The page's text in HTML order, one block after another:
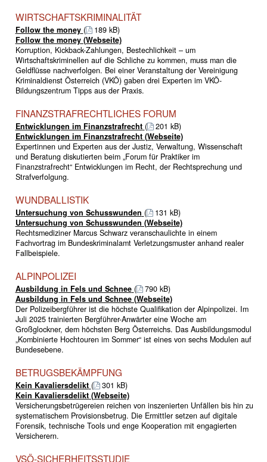
WIRTSCHAFTSKRIMINALITÄT
Follow the money (
189 kB)
Follow the money (Webseite)
Korruption, Kickback-Zahlungen, Bestechlichkeit – um
Wirtschaftskriminellen auf die Schliche zu kommen, muss man die
Geldflüsse nachverfolgen. Bei einer Veranstaltung der Vereinigung
Kriminaldienst Österreich (VKÖ) gaben drei Experten im VKÖ-
Bildungszentrum Tipps aus der Praxis.
FINANZSTRAFRECHTLICHES FORUM
Entwicklungen im Finanzstrafrecht (
201 kB)
Entwicklungen im Finanzstrafrecht (Webseite)
Expertinnen und Experten aus der Justiz, Verwaltung, Wissenschaft
und Beratung diskutierten beim „Forum für Praktiker im
Finanzstrafrecht“ Entwicklungen im Recht, der Rechtsprechung und
Strafverfolgung.
WUNDBALLISTIK
Untersuchung von Schusswunden (
131 kB)
Untersuchung von Schusswunden (Webseite)
Rechtsmediziner Marcus Schwarz veranschaulichte in einem
Fachvortrag im Bundeskriminalamt Verletzungsmuster anhand realer
Fallbeispiele.
ALPINPOLIZEI
Ausbildung in Fels und Schnee (
790 kB)
Ausbildung in Fels und Schnee (Webseite)
Der Polizeibergführer ist die höchste Qualifikation der Alpinpolizei. Im
Juli 2025 trainierten Bergführer-Anwärter eine Woche am
Großglockner, dem höchsten Berg Österreichs. Das Ausbildungsmodul
„Kombinierte Hochtouren im Sommer“ ist eines von sechs Modulen auf
Bundesebene.
BETRUGSBEKÄMPFUNG
Kein Kavaliersdelikt (
301 kB)
Kein Kavaliersdelikt (Webseite)
Versicherungsbetrügereien reichen von inszenierten Unfällen bis hin zu
systematischem Provisionsbetrug. Die Ermittler setzen auf digitale
Forensik, technische Tools und enge Kooperation mit engagierten
Versicherern.
VSÖ-SICHERHEITSSTUDIE